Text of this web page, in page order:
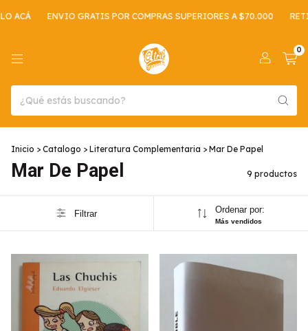
ENVIO GRATIS POR COMPRAS SUPERIORES A $70.000 RETIRO
0
Inicio > Catalogo > Literatura Complementaria > Mar De Papel
Mar De Papel 9 productos
Filtrar Ordenar por:
Más vendidos